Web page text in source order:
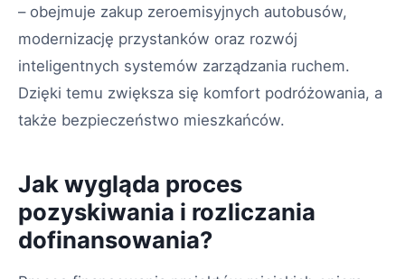
– obejmuje zakup zeroemisyjnych autobusów,
modernizację przystanków oraz rozwój
inteligentnych systemów zarządzania ruchem.
Dzięki temu zwiększa się komfort podróżowania, a
także bezpieczeństwo mieszkańców.
Jak wygląda proces
pozyskiwania i rozliczania
dofinansowania?